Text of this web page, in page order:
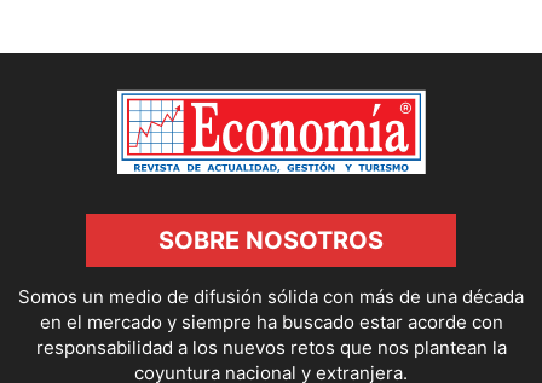
SOBRE NOSOTROS
Somos un medio de difusión sólida con más de una década
en el mercado y siempre ha buscado estar acorde con
responsabilidad a los nuevos retos que nos plantean la
coyuntura nacional y extranjera.